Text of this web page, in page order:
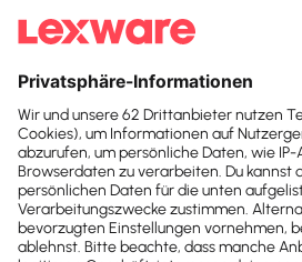
Suchfeld
Suchen
lexofficer –
neue